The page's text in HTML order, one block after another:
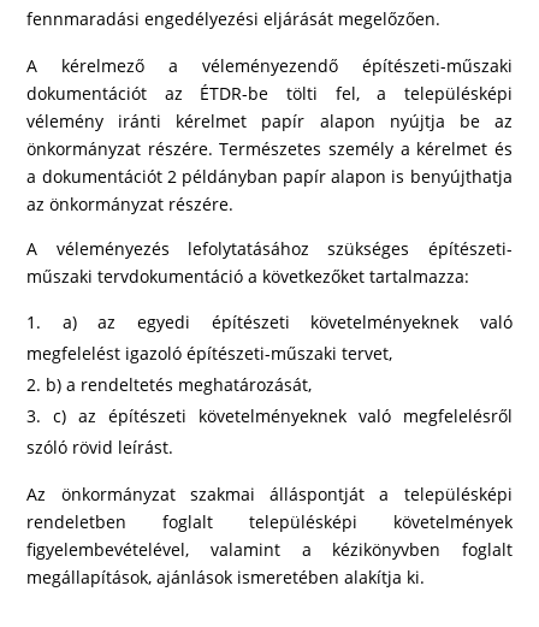
fennmaradási engedélyezési eljárását megelőzően.
A kérelmező a véleményezendő építészeti-műszaki
dokumentációt az ÉTDR-be tölti fel, a településképi
vélemény iránti kérelmet papír alapon nyújtja be az
önkormányzat részére. Természetes személy a kérelmet és
a dokumentációt 2 példányban papír alapon is benyújthatja
az önkormányzat részére.
A véleményezés lefolytatásához szükséges építészeti-
műszaki tervdokumentáció a következőket tartalmazza:
a) az egyedi építészeti követelményeknek való
megfelelést igazoló építészeti-műszaki tervet,
b) a rendeltetés meghatározását,
c) az építészeti követelményeknek való megfelelésről
szóló rövid leírást.
Az önkormányzat szakmai álláspontját a településképi
rendeletben foglalt településképi követelmények
figyelembevételével, valamint a kézikönyvben foglalt
megállapítások, ajánlások ismeretében alakítja ki.